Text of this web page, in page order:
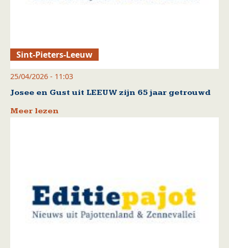
Sint-Pieters-Leeuw
25/04/2026 - 11:03
Josee en Gust uit LEEUW zijn 65 jaar getrouwd
Meer lezen